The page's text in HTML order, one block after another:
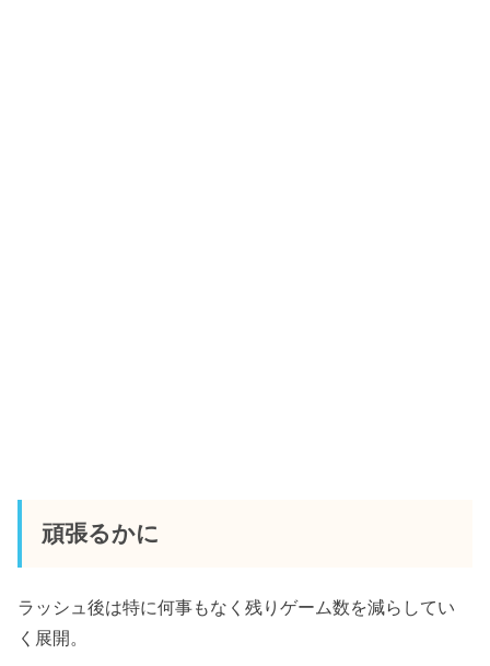
頑張るかに
ラッシュ後は特に何事もなく残りゲーム数を減らしてい
く展開。